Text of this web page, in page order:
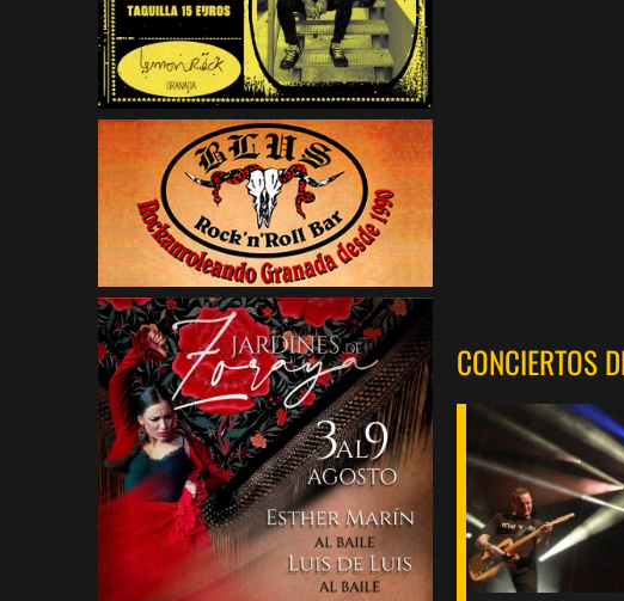
CONCIERTOS